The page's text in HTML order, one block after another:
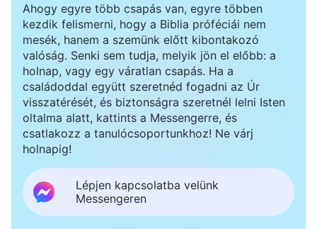
Ahogy egyre több csapás van, egyre többen
kezdik felismerni, hogy a Biblia próféciái nem
mesék, hanem a szemünk előtt kibontakozó
valóság. Senki sem tudja, melyik jön el előbb: a
holnap, vagy egy váratlan csapás. Ha a
családoddal együtt szeretnéd fogadni az Úr
visszatérését, és biztonságra szeretnél lelni Isten
oltalma alatt, kattints a Messengerre, és
csatlakozz a tanulócsoportunkhoz! Ne várj
holnapig!
Lépjen kapcsolatba velünk
Messengeren